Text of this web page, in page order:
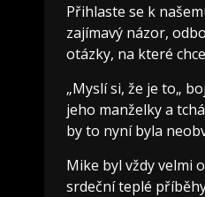
Přihlaste se k
zajímavý názor,
otázky, na které
„Myslí si, že je to„
jeho manželky a
by to nyní byla
Mike byl vždy velmi
srdeční teplé